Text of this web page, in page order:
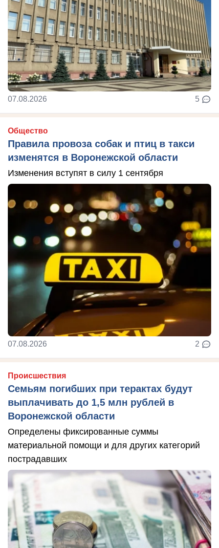
07.08.2026 5
Общество
Правила провоза собак и птиц в такси
изменятся в Воронежской области
Изменения вступят в силу 1 сентября
07.08.2026 2
Происшествия
Семьям погибших при терактах будут
выплачивать до 1,5 млн рублей в
Воронежской области
Определены фиксированные суммы
материальной помощи и для других категорий
пострадавших